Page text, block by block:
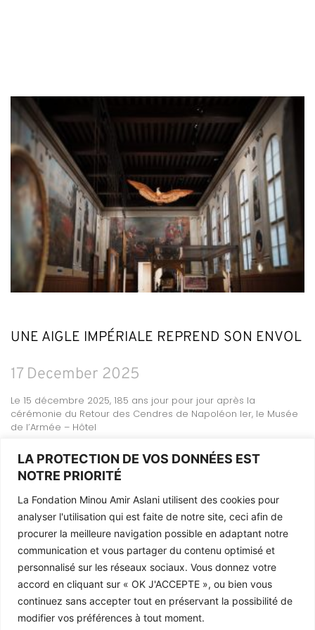
LA PROTECTION DE VOS DONNÉES EST
NOTRE PRIORITÉ
La Fondation Minou Amir Aslani utilisent des cookies pour
analyser l'utilisation qui est faite de notre site, ceci afin de
procurer la meilleure navigation possible en adaptant notre
communication et vous partager du contenu optimisé et
personnalisé sur les réseaux sociaux. Vous donnez votre
accord en cliquant sur « OK J'ACCEPTE », ou bien vous
continuez sans accepter tout en préservant la possibilité de
modifier vos préférences à tout moment.
UNE AIGLE IMPÉRIALE REPREND SON ENVOL
17 December 2025
Le 15 décembre 2025, 185 ans jour pour jour après la
cérémonie du Retour des Cendres de Napoléon Ier, le Musée
de l’Armée – Hôtel
Legal Information
The Foundation
Contact